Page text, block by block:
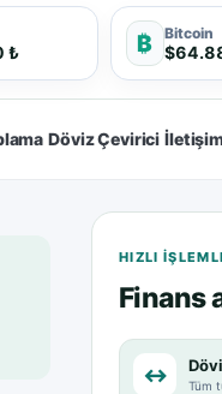
₺ ₿ Bitcoin
Döviz Çevirici
HIZLI
Finans
↔ Tüm